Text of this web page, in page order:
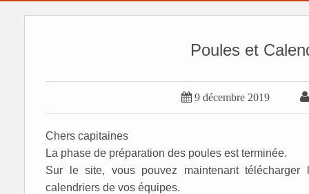
Poules et
 9 décembre 2019
Chers capitaines
La phase de préparation des poules est terminée.
Sur le site, vous pouvez maintenant
calendriers de vos équipes.